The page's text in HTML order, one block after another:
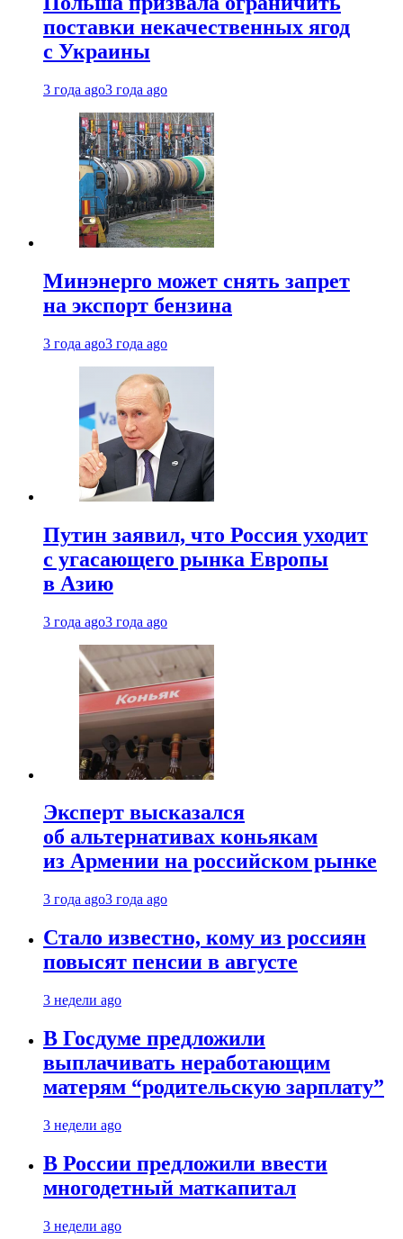
поставки некачественных ягод
с Украины
3 года ago3 года ago
Минэнерго может снять запрет
на экспорт бензина
3 года ago3 года ago
Путин заявил, что Россия уходит
с угасающего рынка Европы
в Азию
3 года ago3 года ago
Эксперт высказался
об альтернативах коньякам
из Армении на российском рынке
3 года ago3 года ago
Стало известно, кому из россиян
повысят пенсии в августе
3 недели ago
В Госдуме предложили
выплачивать неработающим
матерям “родительскую зарплату”
3 недели ago
В России предложили ввести
многодетный маткапитал
3 недели ago